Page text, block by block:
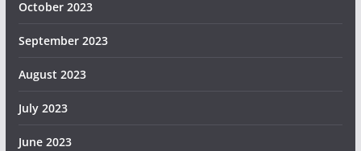
October 2023
September 2023
August 2023
July 2023
June 2023